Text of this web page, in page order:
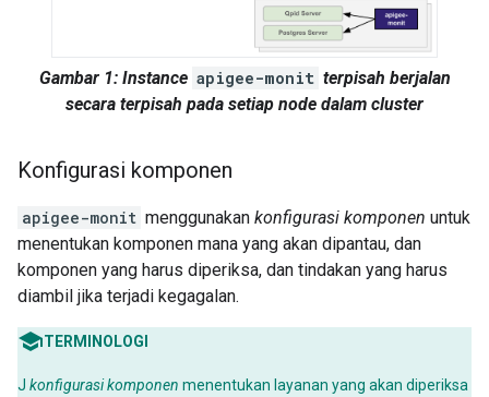
Gambar 1: Instance apigee-monit terpisah berjalan
secara terpisah pada setiap node dalam cluster
Konfigurasi komponen
apigee-monit menggunakan konfigurasi komponen untuk
menentukan komponen mana yang akan dipantau, dan
komponen yang harus diperiksa, dan tindakan yang harus
diambil jika terjadi kegagalan.
TERMINOLOGI
J konfigurasi komponen menentukan layanan yang akan diperiksa